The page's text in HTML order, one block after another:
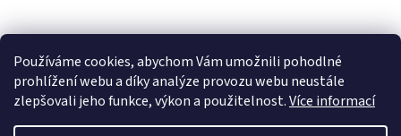
Používáme cookies, abychom Vám umožnili pohodlné
prohlížení webu a díky analýze provozu webu neustále
zlepšovali jeho funkce, výkon a použitelnost.Více informací